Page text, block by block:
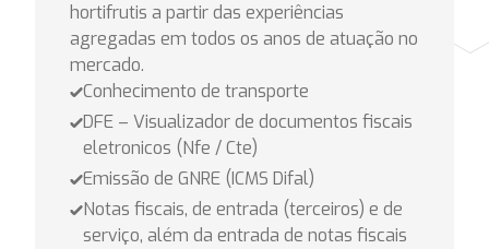
hortifrutis a partir das experiências
agregadas em todos os anos de atuação no
mercado.
Conhecimento de transporte
DFE – Visualizador de documentos fiscais
eletronicos (Nfe / Cte)
Emissão de GNRE (ICMS Difal)
Notas fiscais, de entrada (terceiros) e de
serviço, além da entrada de notas fiscais